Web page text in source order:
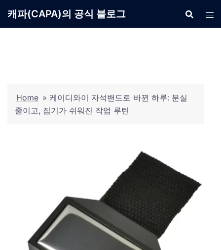
캐파(CAPA)의 공식 블로그
Home » 케이디와이 자석밴드로 바뀐 하루: 분실
줄이고, 집기가 쉬워진 작업 루틴